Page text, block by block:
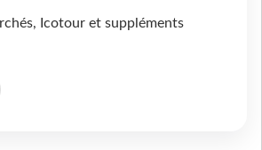
Icotour et suppléments